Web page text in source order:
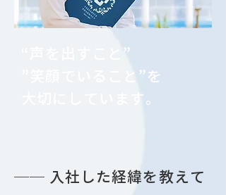
“声を出すこと”
”笑顔でいること”を
大切にしています。
── 入社した経緯を教えて